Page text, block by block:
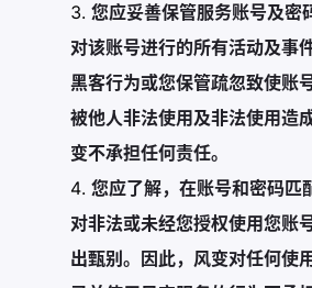
您应妥善保管服务账号及密
对该账号进行的所有活动及事
黑客行为或您保管疏忽致使账
被他人非法使用及非法使用造
变不承担任何责任。
您应了解，在账号和密码匹
对非法或未经您授权使用您账
出甄别。因此，风变对任何使